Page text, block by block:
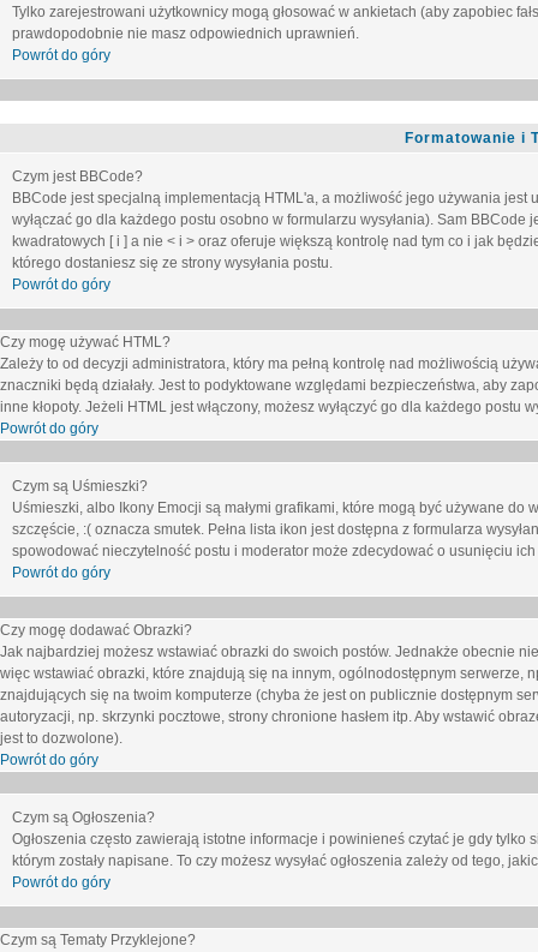
Tylko zarejestrowani użytkownicy mogą głosować w ankietach (aby zapobiec
prawdopodobnie nie masz odpowiednich uprawnień.
Powrót do góry
Formatowanie i
Czym jest BBCode?
BBCode jest specjalną implementacją HTML'a, a możliwość jego używania
wyłączać go dla każdego postu osobno w formularzu wysyłania). Sam
kwadratowych [ i ] a nie < i > oraz oferuje większą kontrolę nad tym co i jak
którego dostaniesz się ze strony wysyłania postu.
Powrót do góry
Czy mogę używać HTML?
Zależy to od decyzji administratora, który ma pełną kontrolę nad możliwością
znaczniki będą działały. Jest to podyktowane względami bezpieczeństwa, aby
inne kłopoty. Jeżeli HTML jest włączony, możesz wyłączyć go dla każdego
Powrót do góry
Czym są Uśmieszki?
Uśmieszki, albo Ikony Emocji są małymi grafikami, które mogą być używane
szczęście, :( oznacza smutek. Pełna lista ikon jest dostępna z formularza
spowodować nieczytelność postu i moderator może zdecydować o usunięciu ich
Powrót do góry
Czy mogę dodawać Obrazki?
Jak najbardziej możesz wstawiać obrazki do swoich postów. Jednakże obecnie
więc wstawiać obrazki, które znajdują się na innym, ogólnodostępnym serwerze,
znajdujących się na twoim komputerze (chyba że jest on publicznie dostępnym
autoryzacji, np. skrzynki pocztowe, strony chronione hasłem itp. Aby wstawić
jest to dozwolone).
Powrót do góry
Czym są Ogłoszenia?
Ogłoszenia często zawierają istotne informacje i powinieneś czytać je gdy
którym zostały napisane. To czy możesz wysyłać ogłoszenia zależy od tego,
Powrót do góry
Czym są Tematy Przyklejone?